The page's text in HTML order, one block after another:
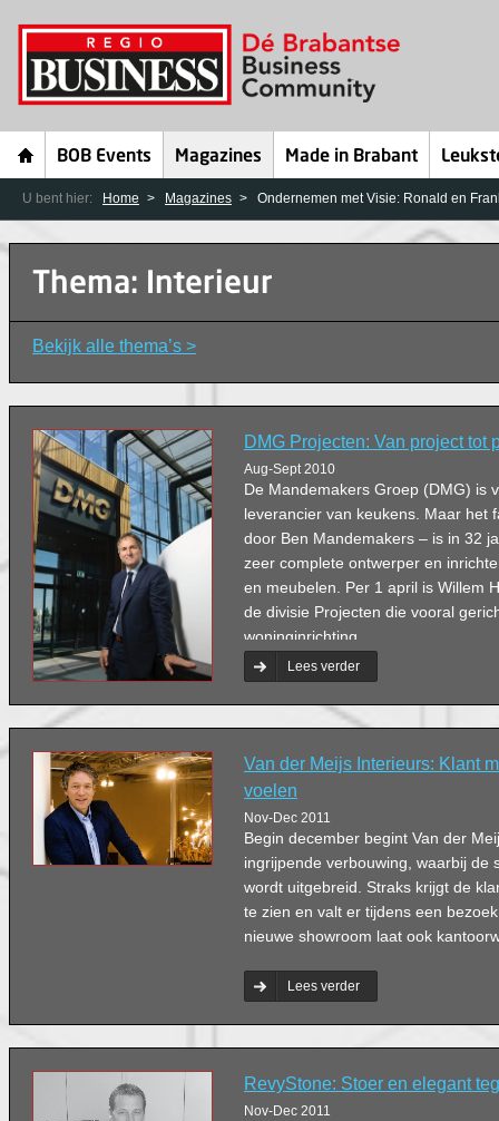
BOB Events Magazines Made in Brabant
U bent hier: Home Magazines Ondernemen met Visie: Ronald en
Thema: Interieur
Bekijk alle thema’s >
DMG Projecten: Van project tot
Aug-Sept 2010
De Mandemakers Groep (DMG) is
leverancier van keukens. Maar het
door Ben Mandemakers – is in 32
zeer complete ontwerper en
en meubelen. Per 1 april is Willem
de divisie Projecten die vooral
woninginrichting.
Lees verder
Van der Meijs Interieurs: Klant
voelen
Nov-Dec 2011
Begin december begint Van der
ingrijpende verbouwing, waarbij de
wordt uitgebreid. Straks krijgt de
te zien en valt er tijdens een
nieuwe showroom laat ook
Lees verder
RevyStone: Stoer en elegant
Nov-Dec 2011